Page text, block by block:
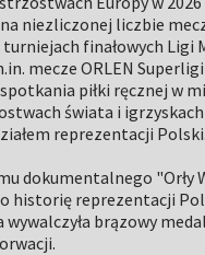
niezliczonej liczbie
turniejach finałowych Ligi
mecze ORLEN
piłki ręcznej w
świata i
reprezentacji Polski.
dokumentalnego "Orły
historię reprezentacji
brązowy